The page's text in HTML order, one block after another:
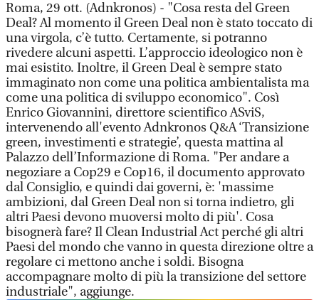
Roma, 29 ott. (Adnkronos) - "Cosa resta del Green
Deal? Al momento il Green Deal non è stato toccato di
una virgola, c’è tutto. Certamente, si potranno
rivedere alcuni aspetti. L’approccio ideologico non è
mai esistito. Inoltre, il Green Deal è sempre stato
immaginato non come una politica ambientalista ma
come una politica di sviluppo economico". Così
Enrico Giovannini, direttore scientifico ASviS,
intervenendo all'evento Adnkronos Q&A ‘Transizione
green, investimenti e strategie’, questa mattina al
Palazzo dell’Informazione di Roma. "Per andare a
negoziare a Cop29 e Cop16, il documento approvato
dal Consiglio, e quindi dai governi, è: 'massime
ambizioni, dal Green Deal non si torna indietro, gli
altri Paesi devono muoversi molto di più'. Cosa
bisognerà fare? Il Clean Industrial Act perché gli altri
Paesi del mondo che vanno in questa direzione oltre a
regolare ci mettono anche i soldi. Bisogna
accompagnare molto di più la transizione del settore
industriale", aggiunge.